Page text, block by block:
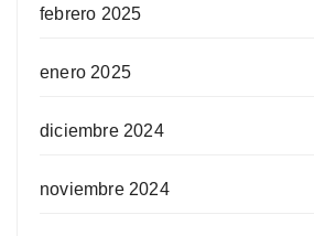
febrero 2025
enero 2025
diciembre 2024
noviembre 2024